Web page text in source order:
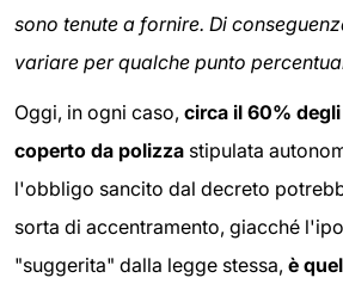
sono tenute a fornire. Di
variare per qualche punto
Oggi, in ogni caso, circa il 60%
coperto da polizza stipulata
l'obbligo sancito dal decreto
sorta di accentramento, giacché
"suggerita" dalla legge stessa, è